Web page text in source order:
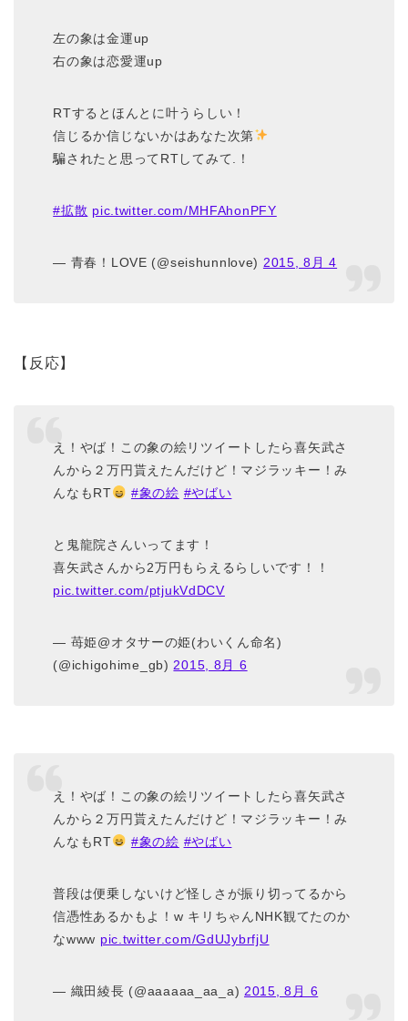
左の象は金運up
右の象は恋愛運up
RTするとほんとに叶うらしい！
信じるか信じないかはあなた次第
騙されたと思ってRTしてみて.！
#拡散 pic.twitter.com/MHFAhonPFY
— 青春！LOVE (@seishunnlove) 2015, 8月 4
【反応】
え！やば！この象の絵リツイートしたら喜矢武さ
んから２万円貰えたんだけど！マジラッキー！み
んなもRT
#象の絵 #やばい
と鬼龍院さんいってます！
喜矢武さんから2万円もらえるらしいです！！
pic.twitter.com/ptjukVdDCV
— 苺姫@オタサーの姫(わいくん命名)
(@ichigohime_gb)2015, 8月 6
え！やば！この象の絵リツイートしたら喜矢武さ
んから２万円貰えたんだけど！マジラッキー！み
んなもRT
#象の絵 #やばい
普段は便乗しないけど怪しさが振り切ってるから
信憑性あるかもよ！w キリちゃんNHK観てたのか
なwww pic.twitter.com/GdUJybrfjU
— 織田綾長 (@aaaaaa_aa_a) 2015, 8月 6